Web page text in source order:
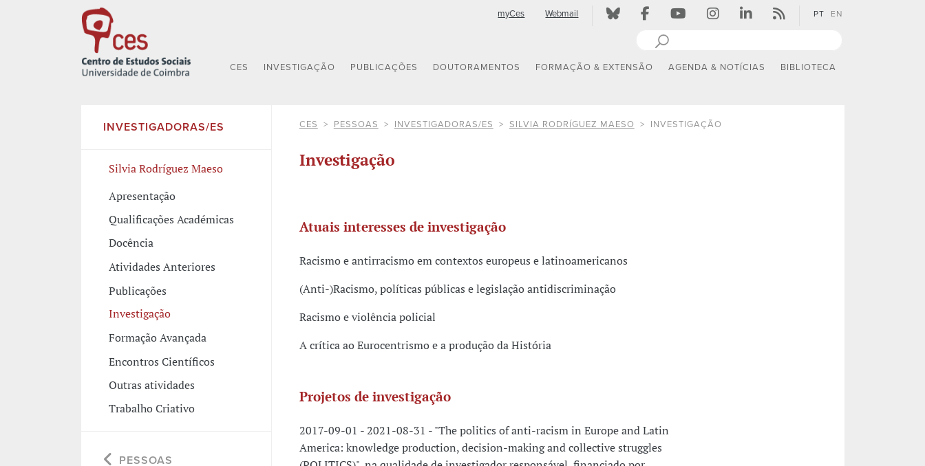
myCes Webmail PT EN
CES INVESTIGAÇÃO PUBLICAÇÕES DOUTORAMENTOS FORMAÇÃO & EXTENSÃO AGENDA & NOTÍCIAS BIBLIOTECA
INVESTIGADORAS/ES
Silvia Rodríguez Maeso
Apresentação
Qualificações Académicas
Docência
Atividades Anteriores
Publicações
Investigação
Formação Avançada
Encontros Científicos
Outras atividades
Trabalho Criativo
PESSOAS
CES PESSOAS INVESTIGADORAS/ES SILVIA RODRÍGUEZ MAESO INVESTIGAÇÃO
Investigação
Atuais interesses de investigação
Racismo e antirracismo em contextos europeus e latinoamericanos
(Anti-)Racismo, políticas públicas e legislação antidiscriminação
Racismo e violência policial
A crítica ao Eurocentrismo e a produção da História
Projetos de investigação
2017-09-01 - 2021-08-31 - "The politics of anti-racism in Europe and Latin
America: knowledge production, decision-making and collective struggles